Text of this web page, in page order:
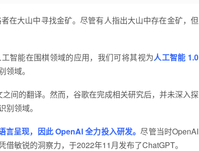
在大山中寻找金矿。尽管有人指出大山中存在金矿，但
智能在围棋领域的应用，我们可将其视为人工智能 1.0
域。
间的翻译。然而，谷歌在完成相关研究后，并未深入探
领域。
言呈现，因此 OpenAI 全力投入研发。尽管当时OpenAI
敏锐的洞察力，于2022年11月发布了ChatGPT。